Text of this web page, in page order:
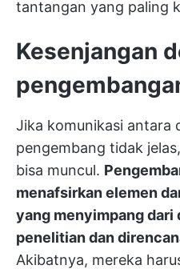
tantangan yang paling
Kesenjangan
Jika komunikasi antara
pengembang tidak
bisa muncul.
menafsirkan elemen
yang menyimpang dari
penelitian dan
Akibatnya, mereka